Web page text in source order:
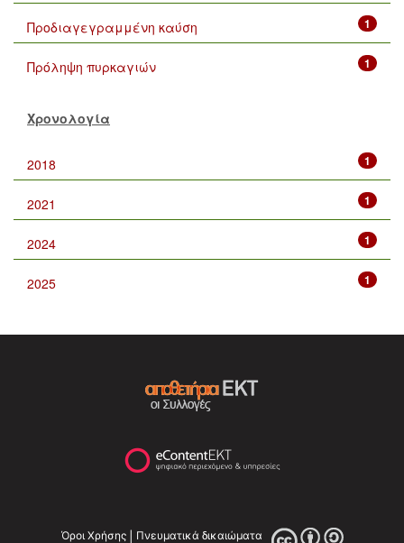
1
Προδιαγεγραμμένη καύση
1
Πρόληψη πυρκαγιών
Χρονολογία
1
2018
1
2021
1
2024
1
2025